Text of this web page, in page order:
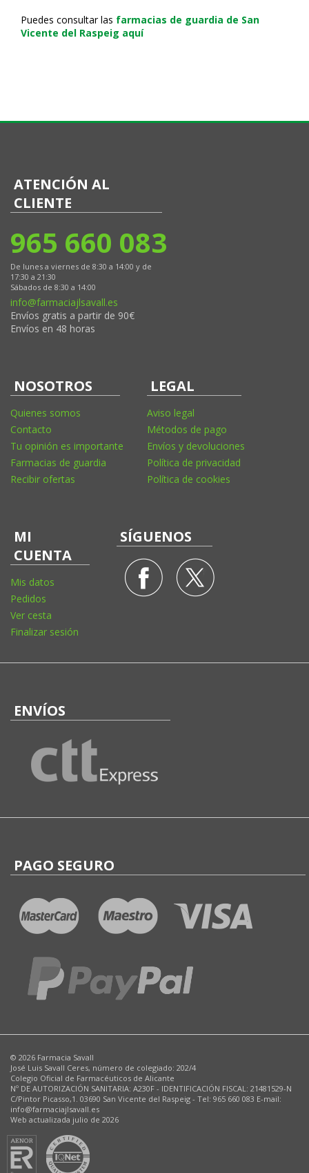
Puedes consultar las farmacias de guardia de San
Vicente del Raspeig aquí
ATENCIÓN AL
CLIENTE
965 660 083
De lunes a viernes de 8:30 a 14:00 y de
17:30 a 21:30
Sábados de 8:30 a 14:00
info@farmaciajlsavall.es
Envíos gratis a partir de 90€
Envíos en 48 horas
NOSOTROS
Quienes somos
Contacto
Tu opinión es importante
Farmacias de guardia
Recibir ofertas
LEGAL
Aviso legal
Métodos de pago
Envíos y devoluciones
Política de privacidad
Política de cookies
MI
CUENTA
Mis datos
Pedidos
Ver cesta
Finalizar sesión
SÍGUENOS
ENVÍOS
PAGO SEGURO
© 2026 Farmacia Savall
José Luis Savall Ceres, número de colegiado: 202/4
Colegio Oficial de Farmacéuticos de Alicante
Nº DE AUTORIZACIÓN SANITARIA: A230F - IDENTIFICACIÓN FISCAL: 21481529-N
C/Pintor Picasso,1. 03690 San Vicente del Raspeig - Tel: 965 660 083 E-mail:
info@farmaciajlsavall.es
Web actualizada julio de 2026